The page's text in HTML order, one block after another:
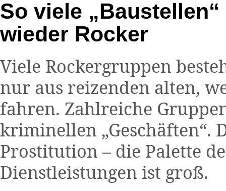
So viele
wieder Rocker
Viele Rockergruppen
nur aus reizenden alten,
fahren. Zahlreiche
kriminellen „Geschäften“.
Prostitution – die Palette
Dienstleistungen ist groß.